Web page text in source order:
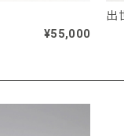
¥55,000
出